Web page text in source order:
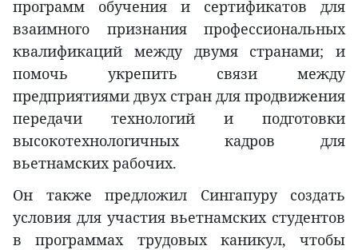
программ обучения и сертификатов для
взаимного признания профессиональных
квалификаций между двумя странами; и
помочь укрепить связи между
предприятиями двух стран для продвижения
передачи технологий и подготовки
высокотехнологичных кадров для
вьетнамских рабочих.
Он также предложил Сингапуру создать
условия для участия вьетнамских студентов
в программах трудовых каникул, чтобы